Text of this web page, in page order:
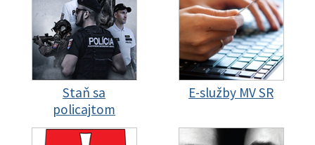
Staň sa
policajtom
E-služby MV SR